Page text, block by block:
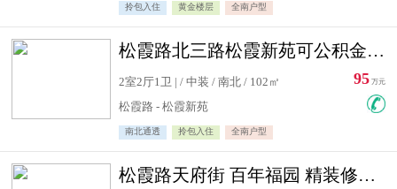
拎包入住 黄金楼层 全南户型
松霞路北三路松霞新苑可公积金贷款北小区南北通透住宅急售
2室2厅1卫 | / 中装 / 南北 / 102㎡
松霞路 - 松霞新苑
南北通透 拎包入住 全南户型
95 万元
松霞路天府街 百年福园 精装修住宅急售